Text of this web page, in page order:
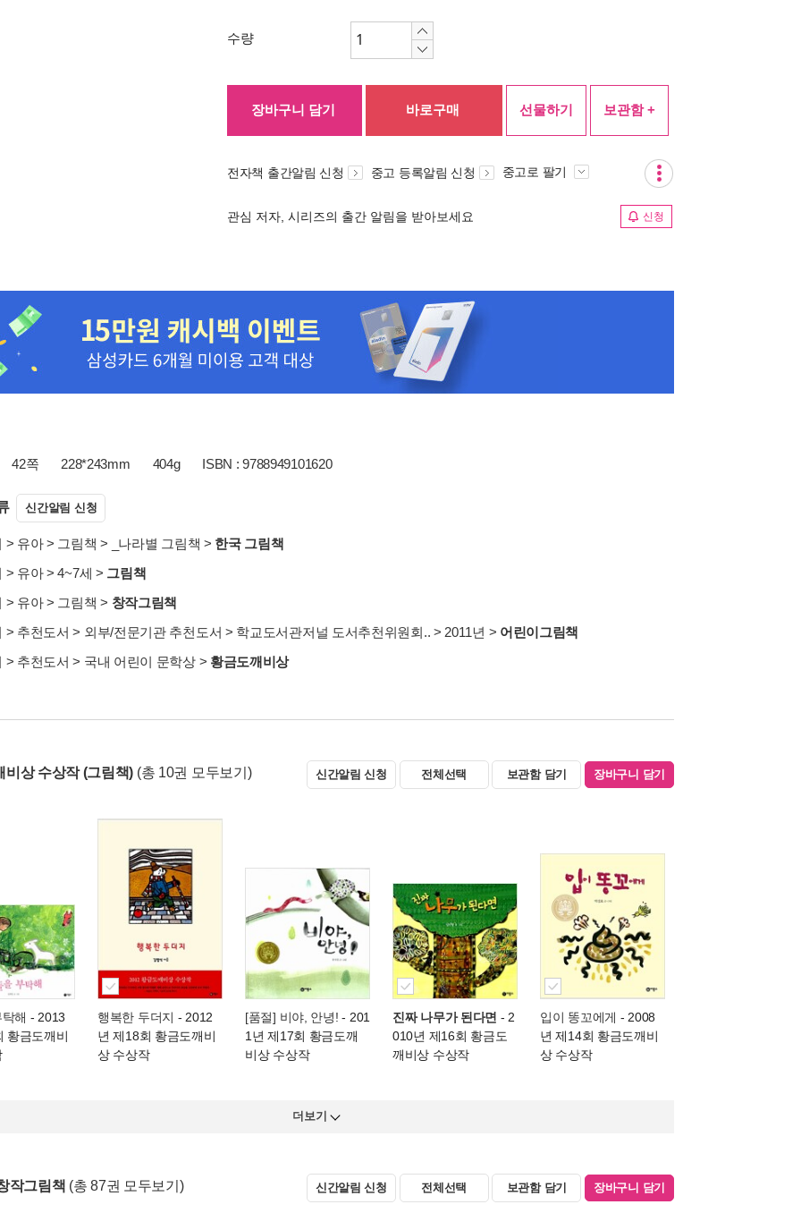
수량
장바구니 담기 바로구매 선물하기 보관함 +
전자책 출간알림 신청 중고 등록알림 신청 중고로 팔기
관심 저자, 시리즈의 출간 알림을 받아보세요 신청
42쪽 228*243mm 404g ISBN : 9788949101620
신간알림 신청
> 유아> 그림책 > _나라별 그림책 > 한국 그림책
> 유아>4~7세 > 그림책
> 유아> 그림책 > 창작그림책
> 추천도서 > 외부/전문기관 추천도서 > 학교도서관저널 도서추천위원회.. > 2011년 > 어린이그림책
> 추천도서 > 국내 어린이 문학상> 황금도깨비상
비상 수상작 (그림책) (총 10권 모두보기) 신간알림 신청 전체선택 보관함 담기 장바구니 담기
해 - 2013
황금도깨비
행복한 두더지 - 2012
년 제18회 황금도깨비
상 수상작
[품절] 비야, 안녕! - 201
1년 제17회 황금도깨
비상 수상작
진짜 나무가 된다면 - 2
010년 제16회 황금도
깨비상 수상작
입이 똥꼬에게 - 2008
년 제14회 황금도깨비
상 수상작
더보기
작그림책 (총 87권 모두보기) 신간알림 신청 전체선택 보관함 담기 장바구니 담기